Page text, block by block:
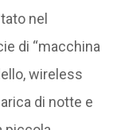
nel
di “macchina
wireless
di notte e